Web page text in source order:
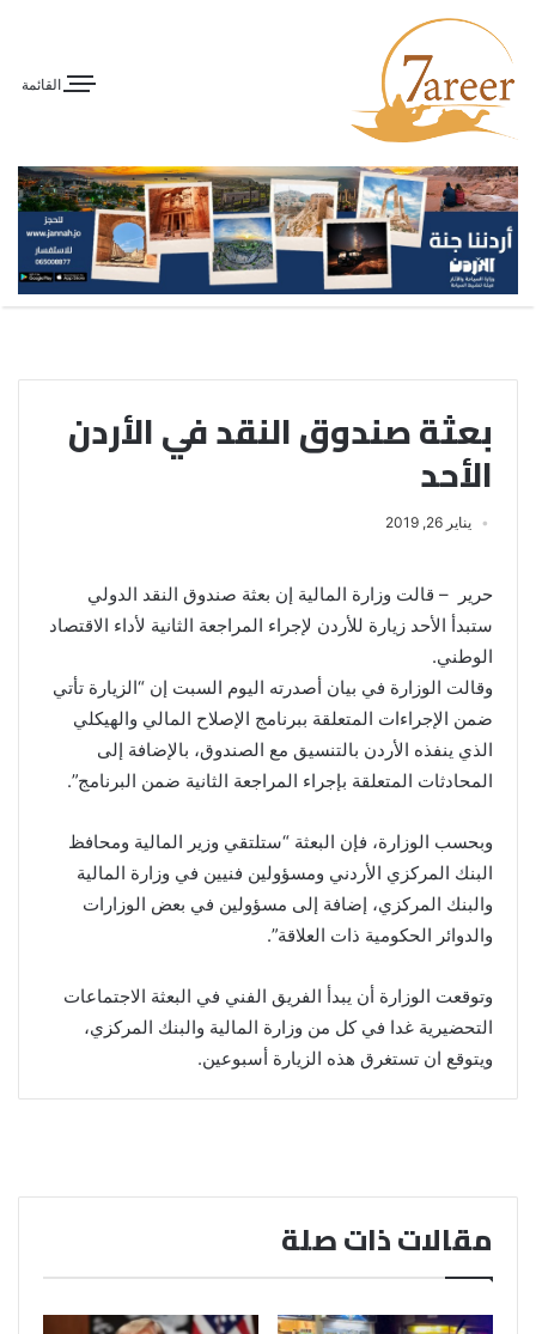
القائمة
بعثة صندوق النقد في الأردن
الأحد
يناير 26, 2019
حرير – قالت وزارة المالية إن بعثة صندوق النقد الدولي
ستبدأ الأحد زيارة للأردن لإجراء المراجعة الثانية لأداء الاقتصاد
الوطني.
وقالت الوزارة في بيان أصدرته اليوم السبت إن “الزيارة تأتي
ضمن الإجراءات المتعلقة ببرنامج الإصلاح المالي والهيكلي
الذي ينفذه الأردن بالتنسيق مع الصندوق، بالإضافة إلى
المحادثات المتعلقة بإجراء المراجعة الثانية ضمن البرنامج”.
وبحسب الوزارة، فإن البعثة “ستلتقي وزير المالية ومحافظ
البنك المركزي الأردني ومسؤولين فنيين في وزارة المالية
والبنك المركزي، إضافة إلى مسؤولين في بعض الوزارات
والدوائر الحكومية ذات العلاقة”.
وتوقعت الوزارة أن يبدأ الفريق الفني في البعثة الاجتماعات
التحضيرية غدا في كل من وزارة المالية والبنك المركزي،
ويتوقع ان تستغرق هذه الزيارة أسبوعين.
مقالات ذات صلة